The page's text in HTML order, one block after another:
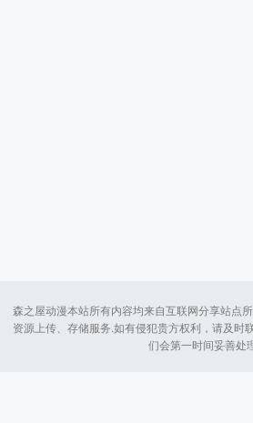
森之屋动漫本站所有内容均来自互联网分享站点
资源上传、存储服务.如有侵犯贵方权利，请及时
们会第一时间妥善处